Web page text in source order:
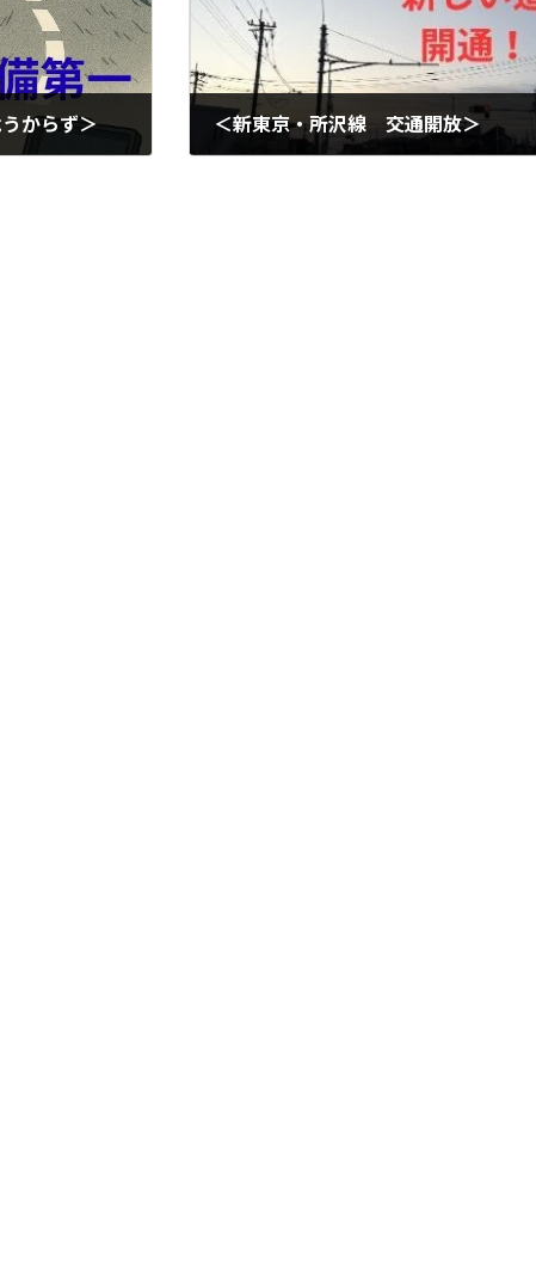
からず＞ ＜新東京・所沢線 交通開放＞